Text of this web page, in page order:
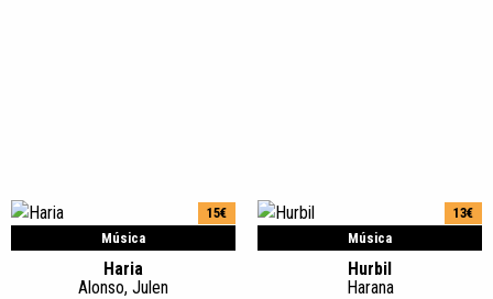
Música
15€
Haria
Alonso, Julen
Música
13€
Hurbil
Harana